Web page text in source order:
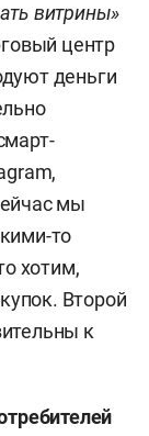
витрины»
центр
деньги
мы
то
хотим,
Второй
к